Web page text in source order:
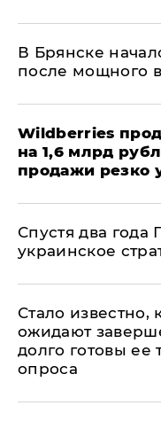
В Брянске
после мощного
​Wildberries
на 1,6 млрд
продажи резко
Спустя два года
украинское
Стало известно,
ожидают
долго готовы ее
опроса